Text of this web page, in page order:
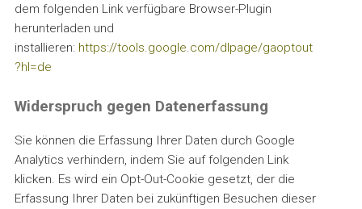
dem folgenden Link verfügbare Browser-Plugin
herunterladen und
installieren: https://tools.google.com/dlpage/gaoptout
?hl=de
Widerspruch gegen Datenerfassung
Sie können die Erfassung Ihrer Daten durch Google
Analytics verhindern, indem Sie auf folgenden Link
klicken. Es wird ein Opt-Out-Cookie gesetzt, der die
Erfassung Ihrer Daten bei zukünftigen Besuchen dieser